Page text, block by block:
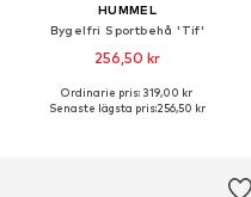
HUMMEL
Bygelfri Sportbehå 'Tif'
256,50 kr
+ 1
Tillgängliga storlekar: XS, S, M, L, XL
Ordinarie pris: 319,00 kr
Senaste lägsta pris:256,50 kr